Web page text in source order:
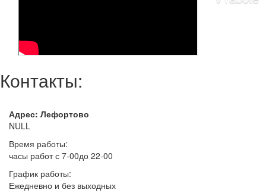
Контакты:
Адрес: Лефортово
NULL
Время работы:
часы работ с 7-00до 22-00
График работы:
Ежедневно и без выходных